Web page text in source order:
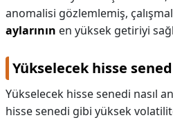
anomalisi gözlemlemiş,
aylarının en yüksek getiriyi
Yükselecek hisse
Yükselecek hisse senedi nasıl
hisse senedi gibi yüksek